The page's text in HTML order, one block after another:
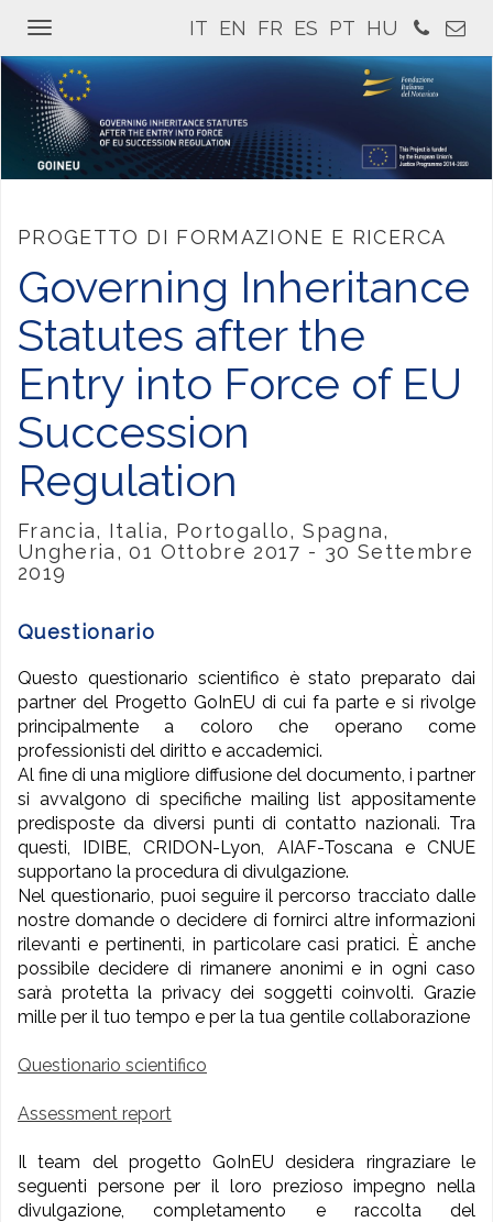
Toggle
navigation
IT EN FR ES PT HU
PROGETTO DI FORMAZIONE E RICERCA
Governing Inheritance
Statutes after the
Entry into Force of EU
Succession
Regulation
Francia, Italia, Portogallo, Spagna,
Ungheria, 01 Ottobre 2017 - 30 Settembre
2019
Questionario
Questo questionario scientifico è stato preparato dai
partner del Progetto GoInEU di cui fa parte e si rivolge
principalmente a coloro che operano come
professionisti del diritto e accademici.
Al fine di una migliore diffusione del documento, i partner
si avvalgono di specifiche mailing list appositamente
predisposte da diversi punti di contatto nazionali. Tra
questi, IDIBE, CRIDON-Lyon, AIAF-Toscana e CNUE
supportano la procedura di divulgazione.
Nel questionario, puoi seguire il percorso tracciato dalle
nostre domande o decidere di fornirci altre informazioni
rilevanti e pertinenti, in particolare casi pratici. È anche
possibile decidere di rimanere anonimi e in ogni caso
sarà protetta la privacy dei soggetti coinvolti. Grazie
mille per il tuo tempo e per la tua gentile collaborazione
Questionario scientifico
Assessment report
Il team del progetto GoInEU desidera ringraziare le
seguenti persone per il loro prezioso impegno nella
divulgazione, completamento e raccolta del